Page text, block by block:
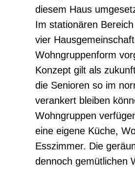
diesem Haus
Im stationären
vier
Wohngruppenform
Konzept gilt als
die Senioren so im
verankert bleiben
Wohngruppen
eine eigene Küche,
Esszimmer. Die
dennoch gemütlichen